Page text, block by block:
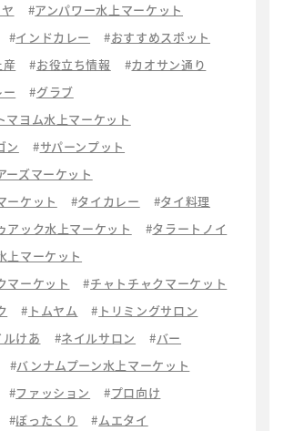
アンパワー水上マーケット
インドカレー
おすすめスポット
産 お役立ち情報
カオサン通り
グラブ
マヨム水上マーケット
ン
サパーンプット
ーズマーケット
ーケット
タイカレー
タイ料理
アック水上マーケット
タラートノイ
上マーケット
マーケット
チャトチャクマーケット
トムヤム
トリミングサロン
けあ ネイルサロン
バー
バンナムプーン水上マーケット
ファッション
プロ向け
ぼったくり
ムエタイ